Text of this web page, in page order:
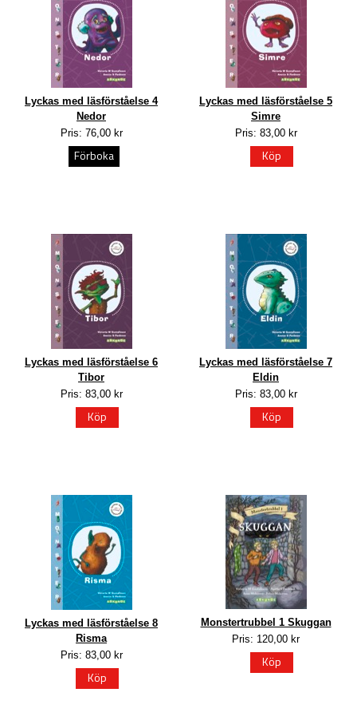
Lyckas med läsförståelse 4
Nedor
Pris: 76,00 kr
Förboka
Lyckas med läsförståelse 5
Simre
Pris: 83,00 kr
Köp
Lyckas med läsförståelse 6
Tibor
Pris: 83,00 kr
Köp
Lyckas med läsförståelse 7
Eldin
Pris: 83,00 kr
Köp
Lyckas med läsförståelse 8
Risma
Pris: 83,00 kr
Köp
Monstertrubbel 1 Skuggan
Pris: 120,00 kr
Köp